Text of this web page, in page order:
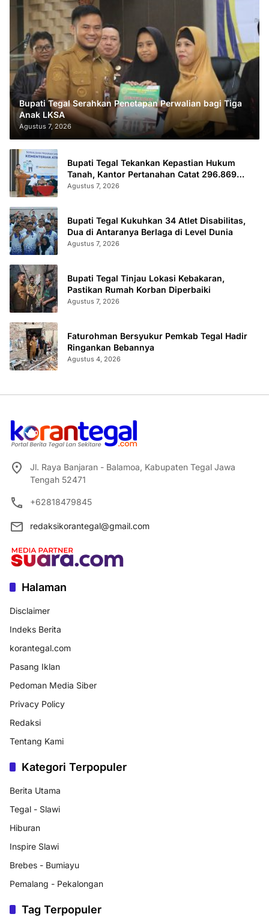
Bupati Tegal Serahkan Penetapan Perwalian bagi Tiga
Anak LKSA
Agustus 7, 2026
Bupati Tegal Tekankan Kepastian Hukum
Tanah, Kantor Pertanahan Catat 296.869
Sertifikat Terbit
Agustus 7, 2026
Bupati Tegal Kukuhkan 34 Atlet Disabilitas,
Dua di Antaranya Berlaga di Level Dunia
Agustus 7, 2026
Bupati Tegal Tinjau Lokasi Kebakaran,
Pastikan Rumah Korban Diperbaiki
Agustus 7, 2026
Faturohman Bersyukur Pemkab Tegal Hadir
Ringankan Bebannya
Agustus 4, 2026
Jl. Raya Banjaran - Balamoa, Kabupaten Tegal Jawa
Tengah 52471
+62818479845
redaksikorantegal@gmail.com
Halaman
Disclaimer
Indeks Berita
korantegal.com
Pasang Iklan
Pedoman Media Siber
Privacy Policy
Redaksi
Tentang Kami
Kategori Terpopuler
Berita Utama
Tegal - Slawi
Hiburan
Inspire Slawi
Brebes - Bumiayu
Pemalang - Pekalongan
Tag Terpopuler